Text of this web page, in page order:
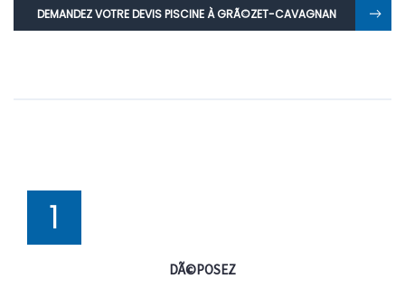
DEMANDEZ VOTRE DEVIS PISCINE À GRÃ©ZET-CAVAGNAN
1
DÃ©POSEZ